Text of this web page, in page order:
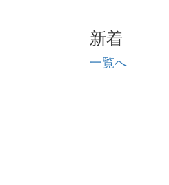
新着
一覧へ